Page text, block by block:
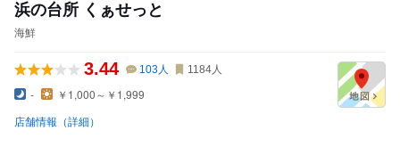
浜の台所 くぁせっと
海鮮
3.44 103人 1184人
- ￥1,000～￥1,999
店舗情報（詳細）